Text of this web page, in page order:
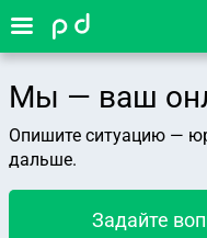
Мы — ваш
Опишите ситуацию —
дальше.
Задайте